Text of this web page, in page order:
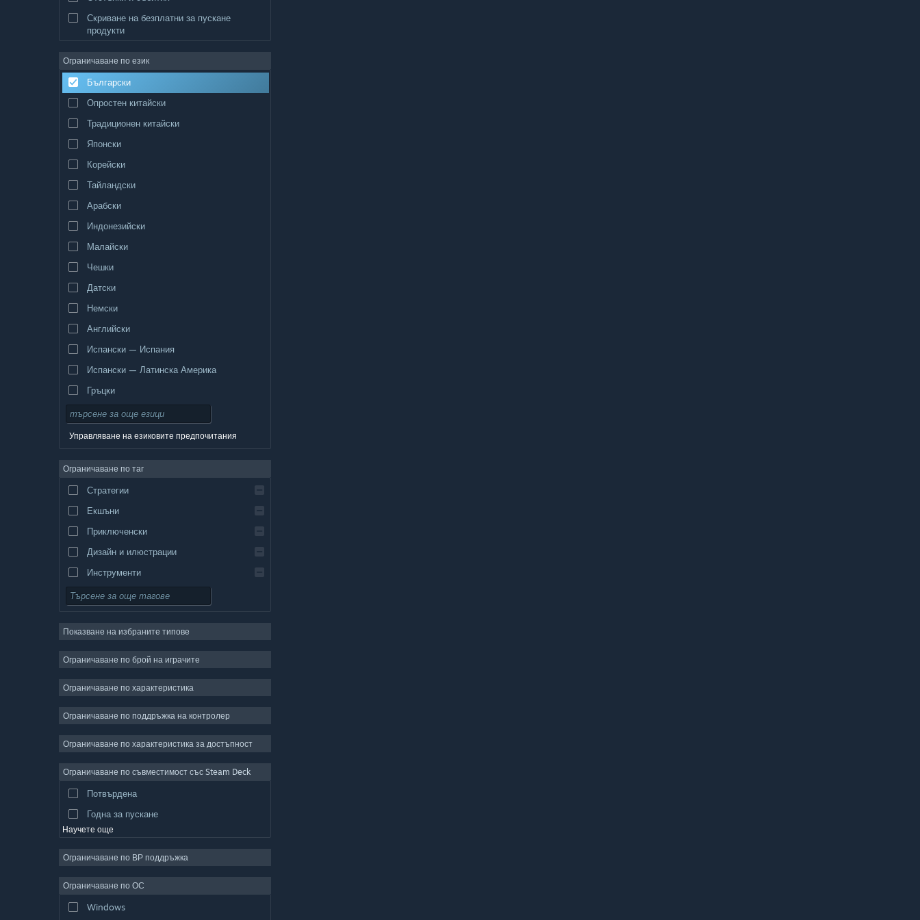
Скриване на безплатни за пускане
продукти
Ограничаване по език
Български
Опростен китайски
Традиционен китайски
Японски
Корейски
Тайландски
Арабски
Индонезийски
Малайски
Чешки
Датски
Немски
Английски
Испански — Испания
Испански — Латинска Америка
Гръцки
Управляване на езиковите предпочитания
Ограничаване по таг
Стратегии
Екшъни
Приключенски
Дизайн и илюстрации
Инструменти
Безплатни за пускане
Масивни мрежови
Независими
Неангажиращи
Симулации
Видео продукция
Редактор на снимки
Показване на избраните типове
Ограничаване по брой на играчите
Ограничаване по характеристика
Ограничаване по поддръжка на контролер
Ограничаване по характеристика за достъпност
Ограничаване по съвместимост със Steam Deck
Потвърдена
Годна за пускане
Научете още
Ограничаване по ВР поддръжка
Ограничаване по ОС
Windows